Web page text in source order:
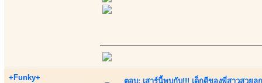
+Funky+
ตอบ: เสาร์นี้พบกับ!!! เด็กดีของพี่สาวสวยลู